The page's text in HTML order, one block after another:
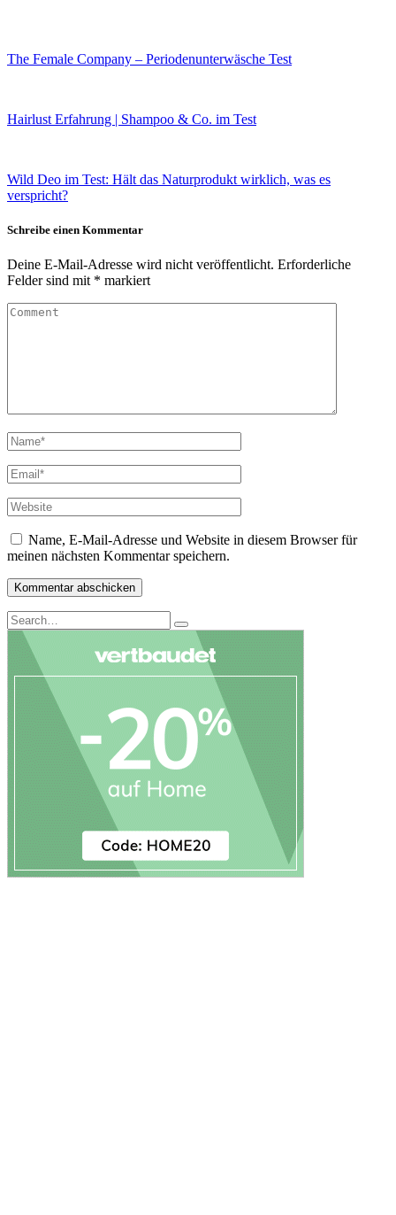
The Female Company – Periodenunterwäsche Test
Hairlust Erfahrung | Shampoo & Co. im Test
Wild Deo im Test: Hält das Naturprodukt wirklich, was es
verspricht?
Schreibe einen Kommentar
Deine E-Mail-Adresse wird nicht veröffentlicht. Erforderliche
Felder sind mit * markiert
Name, E-Mail-Adresse und Website in diesem Browser für
meinen nächsten Kommentar speichern.
Search
for:
Search